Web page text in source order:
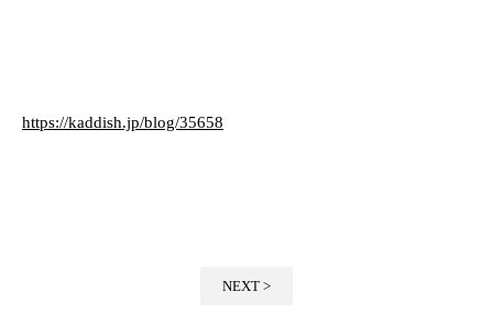
https://kaddish.jp/blog/35658
NEXT >